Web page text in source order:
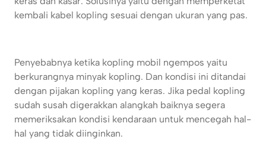
kembali kabel kopling sesuai dengan ukuran yang pas.
Penyebabnya ketika kopling mobil ngempos yaitu
berkurangnya minyak kopling. Dan kondisi ini ditandai
dengan pijakan kopling yang keras. Jika pedal kopling
sudah susah digerakkan alangkah baiknya segera
memeriksakan kondisi kendaraan untuk mencegah hal-
hal yang tidak diinginkan.